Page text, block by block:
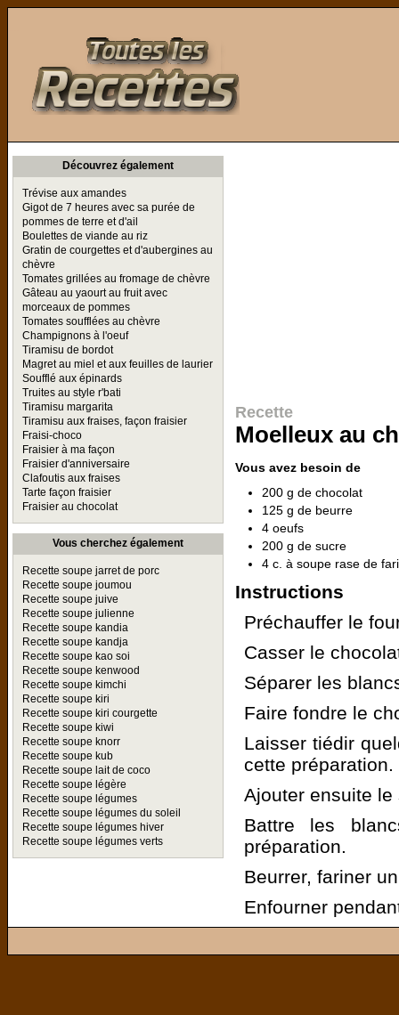
Découvrez également
Trévise aux amandes
Gigot de 7 heures avec sa purée de
pommes de terre et d'ail
Boulettes de viande au riz
Gratin de courgettes et d'aubergines au
chèvre
Tomates grillées au fromage de chèvre
Gâteau au yaourt au fruit avec
morceaux de pommes
Tomates soufflées au chèvre
Champignons à l'oeuf
Tiramisu de bordot
Magret au miel et aux feuilles de laurier
Soufflé aux épinards
Truites au style r'bati
Tiramisu margarita
Tiramisu aux fraises, façon fraisier
Fraisi-choco
Fraisier à ma façon
Fraisier d'anniversaire
Clafoutis aux fraises
Tarte façon fraisier
Fraisier au chocolat
Vous cherchez également
Recette soupe jarret de porc
Recette soupe joumou
Recette soupe juive
Recette soupe julienne
Recette soupe kandia
Recette soupe kandja
Recette soupe kao soi
Recette soupe kenwood
Recette soupe kimchi
Recette soupe kiri
Recette soupe kiri courgette
Recette soupe kiwi
Recette soupe knorr
Recette soupe kub
Recette soupe lait de coco
Recette soupe légère
Recette soupe légumes
Recette soupe légumes du soleil
Recette soupe légumes hiver
Recette soupe légumes verts
Recette
Moelleux au
Vous avez besoin de
200 g de chocolat
125 g de beurre
4 oeufs
200 g de sucre
4 c. à soupe rase de
Instructions
Préchauffer le
Casser le
Séparer les
Faire fondre le
Laisser tiédir
cette préparation.
Ajouter ensuite
Battre les
préparation.
Beurrer, fariner
Enfourner